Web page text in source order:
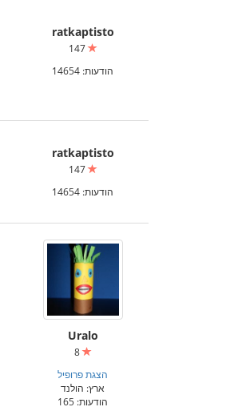
ratkaptisto
147
הודעות: 14654
ratkaptisto
147
הודעות: 14654
Uralo
8
הצגת פרופיל
ארץ: הולנד
הודעות: 165